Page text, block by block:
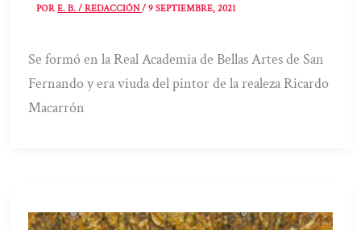
PORE. B. / REDACCIÓN/9 SEPTIEMBRE, 2021
Se formó en la Real Academia de Bellas Artes de San
Fernando y era viuda del pintor de la realeza Ricardo
Macarrón